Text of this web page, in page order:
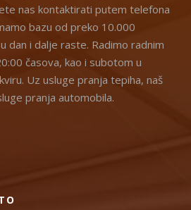
nas kontaktirati putem telefona
bazu od preko 10.000
dan i dalje raste. Radimo radnim
časova, kao i subotom u
Uz usluge pranja tepiha, naš
pranja automobila.